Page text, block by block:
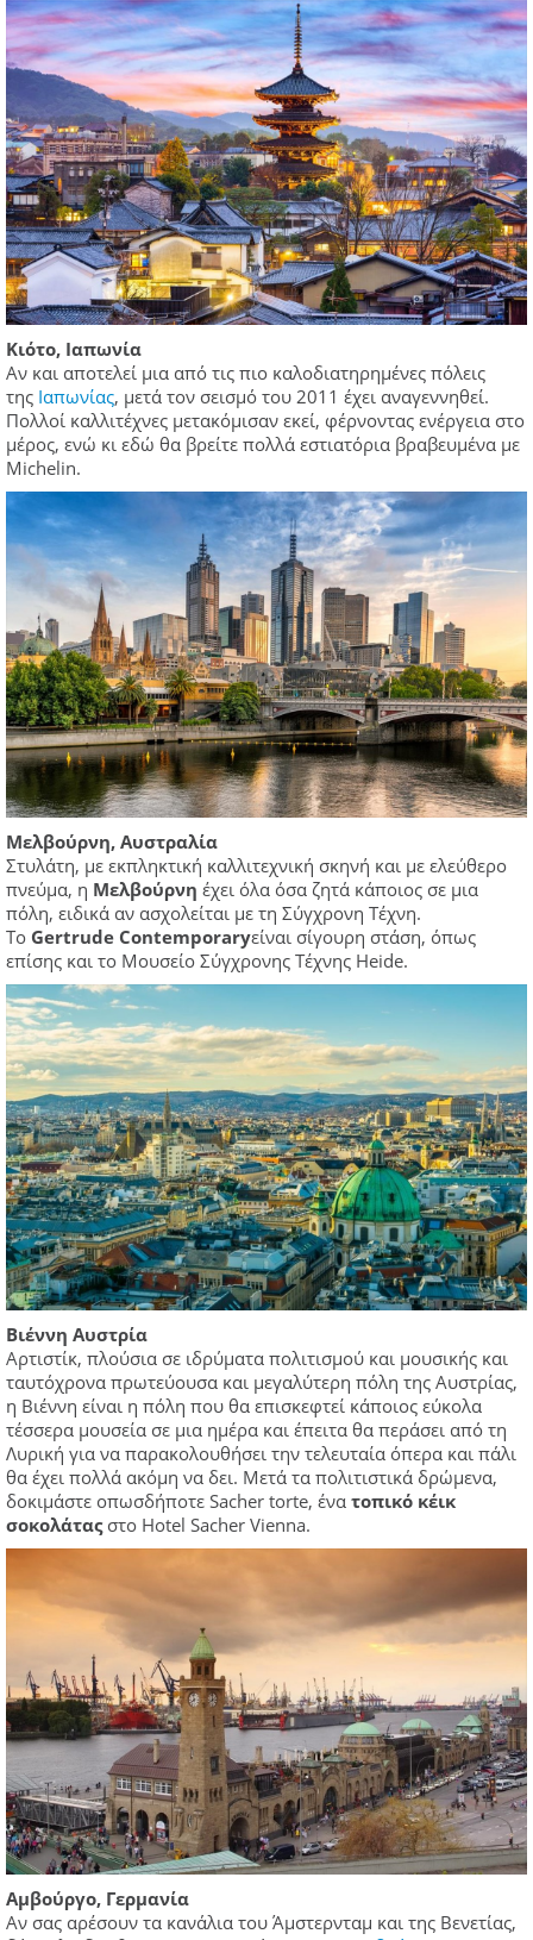
Kιότο, Ιαπωνία
Αν και αποτελεί μια από τις πιο καλοδιατηρημένες πόλεις
της Ιαπωνίας, μετά τον σεισμό του 2011 έχει αναγεννηθεί.
Πολλοί καλλιτέχνες μετακόμισαν εκεί, φέρνοντας ενέργεια στο
μέρος, ενώ κι εδώ θα βρείτε πολλά εστιατόρια βραβευμένα με
Michelin.
Μελβούρνη, Αυστραλία
Στυλάτη, με εκπληκτική καλλιτεχνική σκηνή και με ελεύθερο
πνεύμα, η Μελβούρνη έχει όλα όσα ζητά κάποιος σε μια
πόλη, ειδικά αν ασχολείται με τη Σύγχρονη Τέχνη.
Το Gertrude Contemporaryείναι σίγουρη στάση, όπως
επίσης και το Μουσείο Σύγχρονης Τέχνης Heide.
Βιέννη Αυστρία
Αρτιστίκ, πλούσια σε ιδρύματα πολιτισμού και μουσικής και
ταυτόχρονα πρωτεύουσα και μεγαλύτερη πόλη της Αυστρίας,
η Βιέννη είναι η πόλη που θα επισκεφτεί κάποιος εύκολα
τέσσερα μουσεία σε μια ημέρα και έπειτα θα περάσει από τη
Λυρική για να παρακολουθήσει την τελευταία όπερα και πάλι
θα έχει πολλά ακόμη να δει. Μετά τα πολιτιστικά δρώμενα,
δοκιμάστε οπωσδήποτε Sacher torte, ένα τοπικό κέικ
σοκολάταςστο Hotel Sacher Vienna.
Αμβούργο, Γερμανία
Αν σας αρέσουν τα κανάλια του Άμστερνταμ και της Βενετίας,